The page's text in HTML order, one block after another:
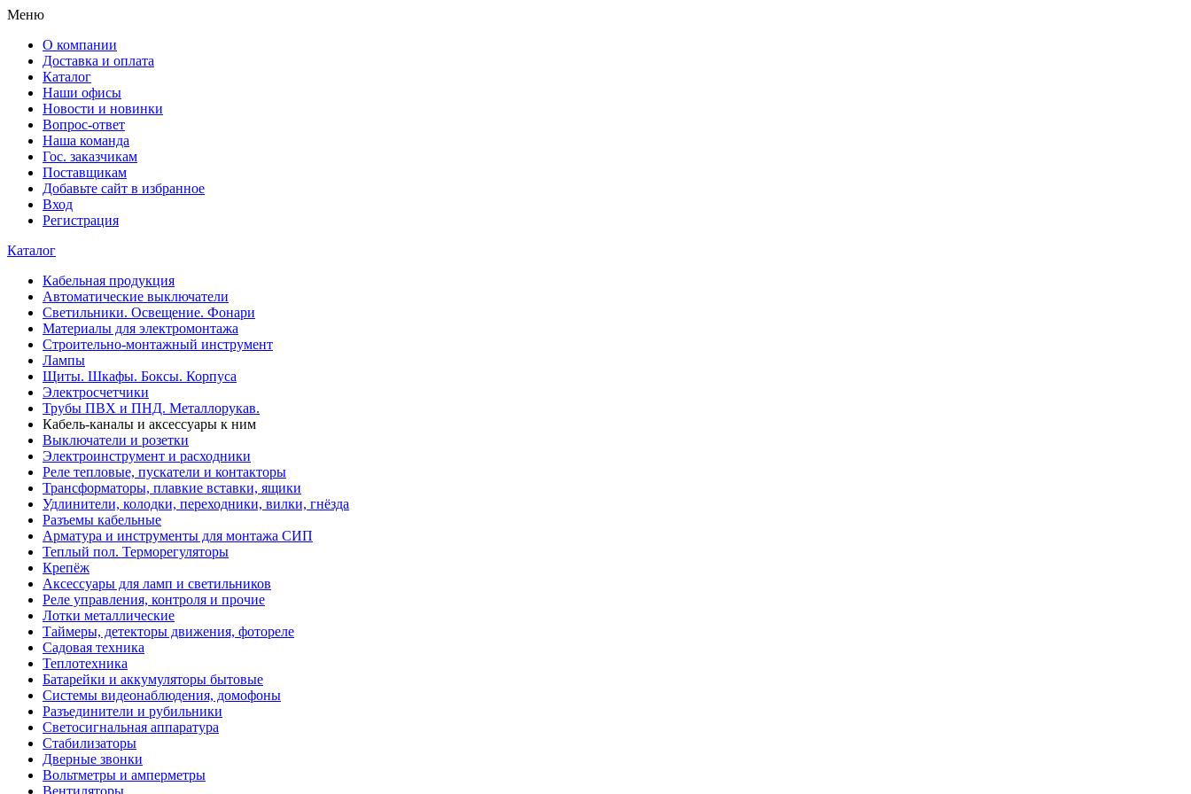
Меню
О компании
Доставка и оплата
Каталог
Наши офисы
Новости и новинки
Вопрос-ответ
Наша команда
Гос. заказчикам
Поставщикам
Добавьте сайт в избранное
Вход
Регистрация
Каталог
Кабельная продукция
Автоматические выключатели
Светильники. Освещение. Фонари
Материалы для электромонтажа
Строительно-монтажный инструмент
Лампы
Щиты. Шкафы. Боксы. Корпуса
Электросчетчики
Трубы ПВХ и ПНД. Металлорукав.
Кабель-каналы и аксессуары к ним
Выключатели и розетки
Электроинструмент и расходники
Реле тепловые, пускатели и контакторы
Трансформаторы, плавкие вставки, ящики
Удлинители, колодки, переходники, вилки, гнёзда
Разъемы кабельные
Арматура и инструменты для монтажа СИП
Теплый пол. Терморегуляторы
Крепёж
Аксессуары для ламп и светильников
Реле управления, контроля и прочие
Лотки металлические
Таймеры, детекторы движения, фотореле
Садовая техника
Теплотехника
Батарейки и аккумуляторы бытовые
Системы видеонаблюдения, домофоны
Разъединители и рубильники
Светосигнальная аппаратура
Стабилизаторы
Дверные звонки
Вольтметры и амперметры
Вентиляторы